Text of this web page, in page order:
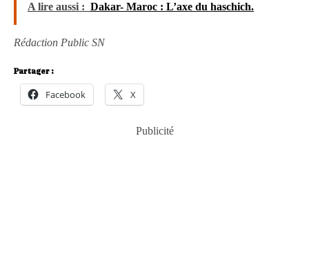
A lire aussi : Dakar- Maroc : L’axe du haschich.
Rédaction Public SN
Partager :
Facebook X
Publicité